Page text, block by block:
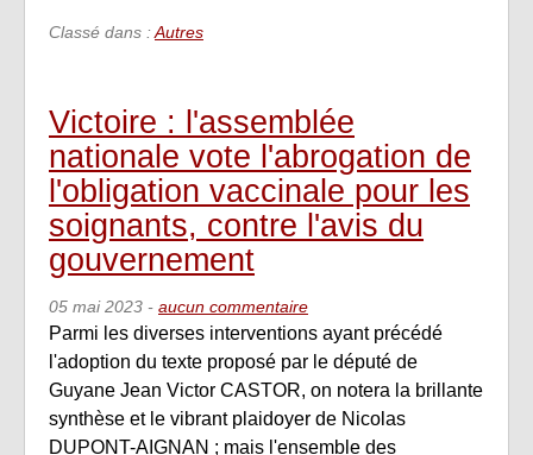
Classé dans :Autres
Victoire : l'assemblée
nationale vote l'abrogation de
l'obligation vaccinale pour les
soignants, contre l'avis du
gouvernement
05 mai 2023 - aucun commentaire
Parmi les diverses interventions ayant précédé
l'adoption du texte proposé par le député de
Guyane Jean Victor CASTOR, on notera la brillante
synthèse et le vibrant plaidoyer de Nicolas
DUPONT-AIGNAN ; mais l'ensemble des